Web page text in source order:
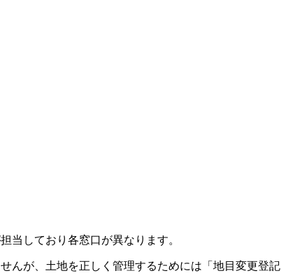
当しており各窓口が異なります。
んが、土地を正しく管理するためには「地目変更登記